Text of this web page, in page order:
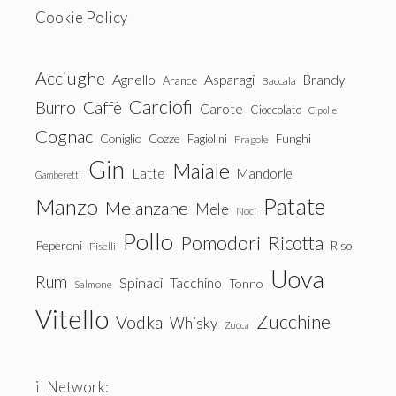
Cookie Policy
Acciughe Agnello Arance Asparagi Baccalà Brandy
Burro Caffè Carciofi Carote Cioccolato Cipolle
Cognac Coniglio Cozze Fagiolini Fragole Funghi
Gamberetti Gin Latte Maiale Mandorle
Manzo Melanzane Mele Noci Patate
Peperoni Piselli Pollo Pomodori Ricotta Riso
Rum Salmone Spinaci Tacchino Tonno Uova
Vitello Vodka Whisky Zucca Zucchine
il Network: